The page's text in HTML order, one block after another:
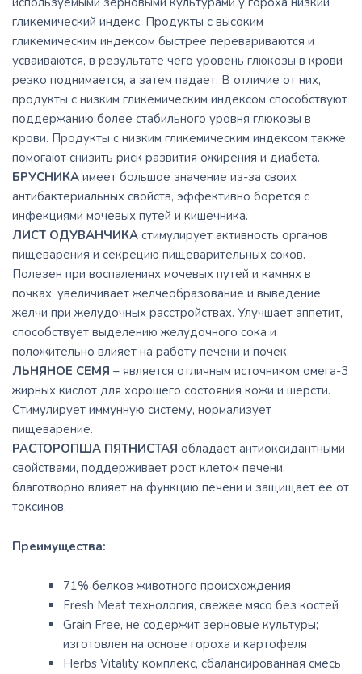
гликемический индекс. Продукты с высоким
гликемическим индексом быстрее перевариваются и
усваиваются, в результате чего уровень глюкозы в крови
резко поднимается, а затем падает. В отличие от них,
продукты с низким гликемическим индексом способствуют
поддержанию более стабильного уровня глюкозы в
крови. Продукты с низким гликемическим индексом также
помогают снизить риск развития ожирения и диабета.
БРУСНИКА имеет большое значение из-за своих
антибактериальных свойств, эффективно борется с
инфекциями мочевых путей и кишечника.
ЛИСТ ОДУВАНЧИКА стимулирует активность органов
пищеварения и секрецию пищеварительных соков.
Полезен при воспалениях мочевых путей и камнях в
почках, увеличивает желчеобразование и выведение
желчи при желудочных расстройствах. Улучшает аппетит,
способствует выделению желудочного сока и
положительно влияет на работу печени и почек.
ЛЬНЯНОЕ СЕМЯ – является отличным источником омега-3
жирных кислот для хорошего состояния кожи и шерсти.
Стимулирует иммунную систему, нормализует
пищеварение.
РАСТОРОПША ПЯТНИСТАЯ обладает антиоксидантными
свойствами, поддерживает рост клеток печени,
благотворно влияет на функцию печени и защищает ее от
токсинов.
Преимущества:
71% белков животного происхождения
Fresh Meat технология, свежее мясо без костей
Grain Free, не содержит зерновые культуры;
изготовлен на основе гороха и картофеля
Herbs Vitality комплекс, сбалансированная смесь